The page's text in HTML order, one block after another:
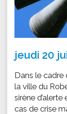
jeudi 20
Dans le cadre
la ville du
sirène
cas de crise